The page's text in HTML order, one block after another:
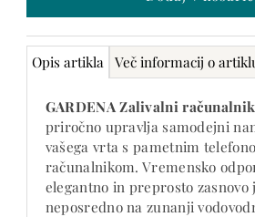
Opis artikla Več informacij o
GARDENA Zalivalni
priročno upravlja samodejni
vašega vrta s pametnim
računalnikom. Vremensko
elegantno in preprosto zasnovo
neposredno na zunanji